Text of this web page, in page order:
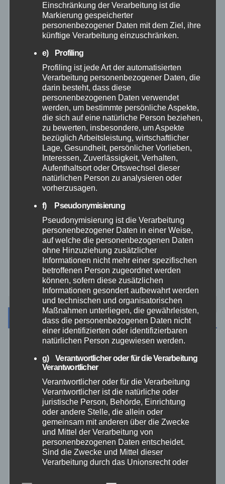
Hilfsorganisationen
Mayen-Koblenz
Neuwied
Polizei
Rettungsdienst
Rhein-Lahn
Veranstaltungen
Westerwald
Archiv
Juni 2026
Mai 2026
April 2026
März 2026
Einschränkung der Verarbeitung ist die
Markierung gespeicherter
personenbezogener Daten mit dem Ziel, ihre
künftige Verarbeitung einzuschränken.
e) Profiling
Profiling ist jede Art der automatisierten
Verarbeitung personenbezogener Daten, die
darin besteht, dass diese
personenbezogenen Daten verwendet
werden, um bestimmte persönliche Aspekte,
die sich auf eine natürliche Person beziehen,
zu bewerten, insbesondere, um Aspekte
bezüglich Arbeitsleistung, wirtschaftlicher
Lage, Gesundheit, persönlicher Vorlieben,
Interessen, Zuverlässigkeit, Verhalten,
Aufenthaltsort oder Ortswechsel dieser
natürlichen Person zu analysieren oder
vorherzusagen.
f) Pseudonymisierung
Pseudonymisierung ist die Verarbeitung
personenbezogener Daten in einer Weise,
auf welche die personenbezogenen Daten
ohne Hinzuziehung zusätzlicher
Informationen nicht mehr einer spezifischen
betroffenen Person zugeordnet werden
können, sofern diese zusätzlichen
Informationen gesondert aufbewahrt werden
und technischen und organisatorischen
Maßnahmen unterliegen, die gewährleisten,
dass die personenbezogenen Daten nicht
einer identifizierten oder identifizierbaren
natürlichen Person zugewiesen werden.
g) Verantwortlicher oder für die Verarbeitung
Verantwortlicher
Verantwortlicher oder für die Verarbeitung
Verantwortlicher ist die natürliche oder
juristische Person, Behörde, Einrichtung
oder andere Stelle, die allein oder
gemeinsam mit anderen über die Zwecke
und Mittel der Verarbeitung von
personenbezogenen Daten entscheidet.
Sind die Zwecke und Mittel dieser
Verarbeitung durch das Unionsrecht oder
so kann der Verantwortliche